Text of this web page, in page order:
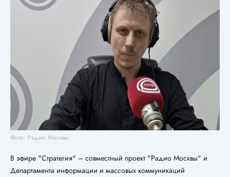
Фото: Радио Москвы
В эфире "Стратегия" – совместный проект "Радио Москвы" и
Департамента информации и массовых коммуникаций